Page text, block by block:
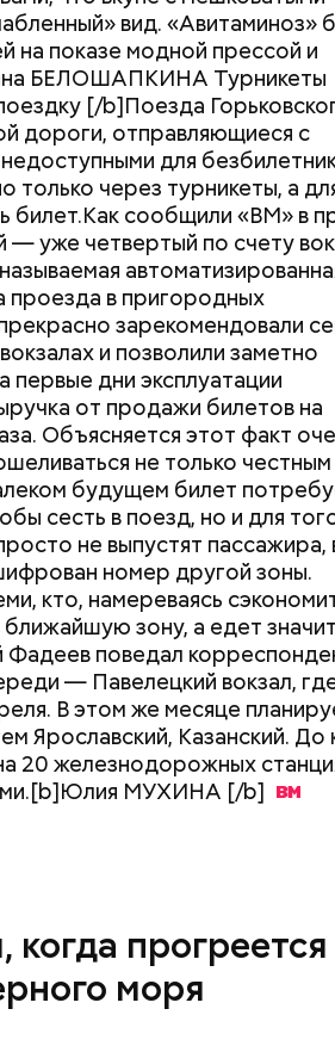
вид. «Авитаминоз»
на показе модной прессой и
БЕЛОШАПКИНА Турникеты
[/b]Поезда
дороги, отправляющиеся с
для
через турникеты, а
билет.Как сообщили «ВМ» в
уже четвертый по счету
проезда в пригородных
зарекомендовали
и позволили заметно
дни эксплуатации
от продажи билетов на
Объясняется этот факт
не только честным
будущем билет
сесть в поезд, но и для
не выпустят пассажира,
номер другой зоны.
кто, намереваясь
зону, а едет
поведал
— Павелецкий вокзал,
В этом же месяце
Ярославский, Казанский. До
20 железнодорожных
МУХИНА [/b]
когда прогреется
моря
следующей недели Черное
что на юг России придет
будет там выше нормы уже к
24-28 градусов, передает
в первую очередь на
добиться?
необходим больший
модель позволяет делать
нововведениями в
ядро подготовки
технологий и бизнес-
и
Как получить до 100
рублей от
трудной ситуации:
претендовать и
документы